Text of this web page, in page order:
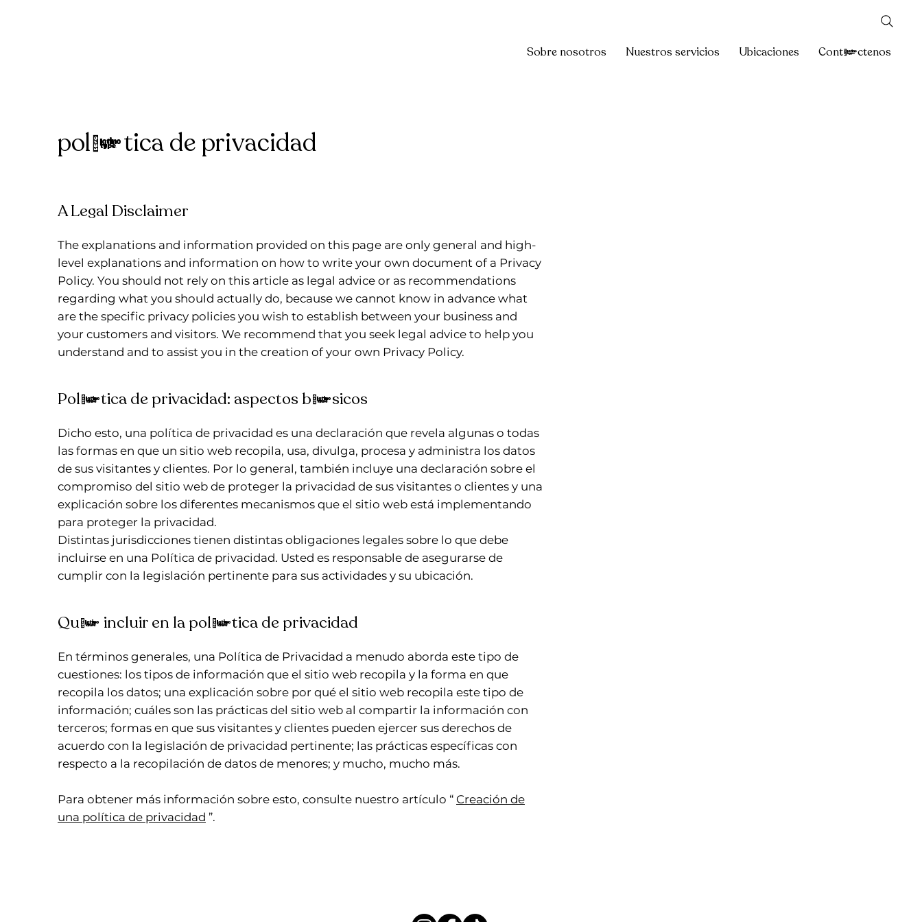
Sobre nosotros Nuestros servicios Ubicaciones Contáctenos
política de privacidad
A Legal Disclaimer
The explanations and information provided on this page are only general and high-
level explanations and information on how to write your own document of a Privacy
Policy. You should not rely on this article as legal advice or as recommendations
regarding what you should actually do, because we cannot know in advance what
are the specific privacy policies you wish to establish between your business and
your customers and visitors. We recommend that you seek legal advice to help you
understand and to assist you in the creation of your own Privacy Policy.
Política de privacidad: aspectos básicos
Dicho esto, una política de privacidad es una declaración que revela algunas o todas
las formas en que un sitio web recopila, usa, divulga, procesa y administra los datos
de sus visitantes y clientes. Por lo general, también incluye una declaración sobre el
compromiso del sitio web de proteger la privacidad de sus visitantes o clientes y una
explicación sobre los diferentes mecanismos que el sitio web está implementando
para proteger la privacidad.
Distintas jurisdicciones tienen distintas obligaciones legales sobre lo que debe
incluirse en una Política de privacidad. Usted es responsable de asegurarse de
cumplir con la legislación pertinente para sus actividades y su ubicación.
Qué incluir en la política de privacidad
En términos generales, una Política de Privacidad a menudo aborda este tipo de
cuestiones: los tipos de información que el sitio web recopila y la forma en que
recopila los datos; una explicación sobre por qué el sitio web recopila este tipo de
información; cuáles son las prácticas del sitio web al compartir la información con
terceros; formas en que sus visitantes y clientes pueden ejercer sus derechos de
acuerdo con la legislación de privacidad pertinente; las prácticas específicas con
respecto a la recopilación de datos de menores; y mucho, mucho más.
Para obtener más información sobre esto, consulte nuestro artículo “ Creación de
una política de privacidad ”.